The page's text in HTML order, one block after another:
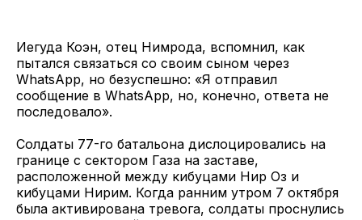
Иегуда Коэн, отец Нимрода, вспомнил, как
пытался связаться со своим сыном через
WhatsApp, но безуспешно: «Я отправил
сообщение в WhatsApp, но, конечно, ответа не
последовало».
Солдаты 77-го батальона дислоцировались на
границе с сектором Газа на заставе,
расположенной между кибуцами Нир Оз и
кибуцами Нирим. Когда ранним утром 7 октября
была активирована тревога, солдаты проснулись